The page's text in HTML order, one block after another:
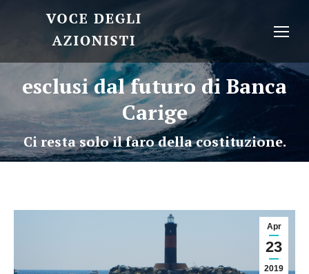
esclusi dal futuro di Banca
Carige
Ci resta solo il faro della costituzione.
Apr
23
2019